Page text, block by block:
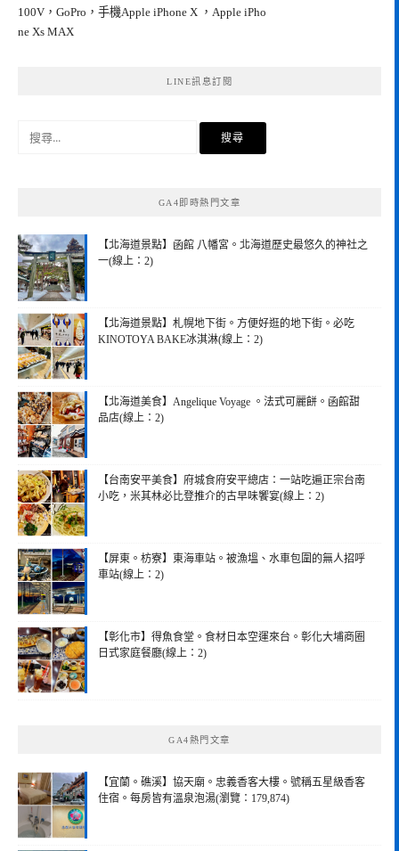
100V，GoPro，手機Apple iPhone X ，Apple iPho
ne Xs MAX
LINE訊息訂閱
GA4即時熱門文章
【北海道景點】函館 八幡宮。北海道歷史最悠久的神社之
一(線上：2)
【北海道景點】札幌地下街。方便好逛的地下街。必吃
KINOTOYA BAKE冰淇淋(線上：2)
【北海道美食】Angelique Voyage 。法式可麗餅。函館甜
品店(線上：2)
【台南安平美食】府城食府安平總店：一站吃遍正宗台南
小吃，米其林必比登推介的古早味饗宴(線上：2)
【屏東。枋寮】東海車站。被漁塭、水車包圍的無人招呼
車站(線上：2)
【彰化市】得魚食堂。食材日本空運來台。彰化大埔商圈
日式家庭餐廳(線上：2)
GA4熱門文章
【宜蘭。礁溪】協天廟。忠義香客大樓。號稱五星級香客
住宿。每房皆有溫泉泡湯(瀏覽：179,874)